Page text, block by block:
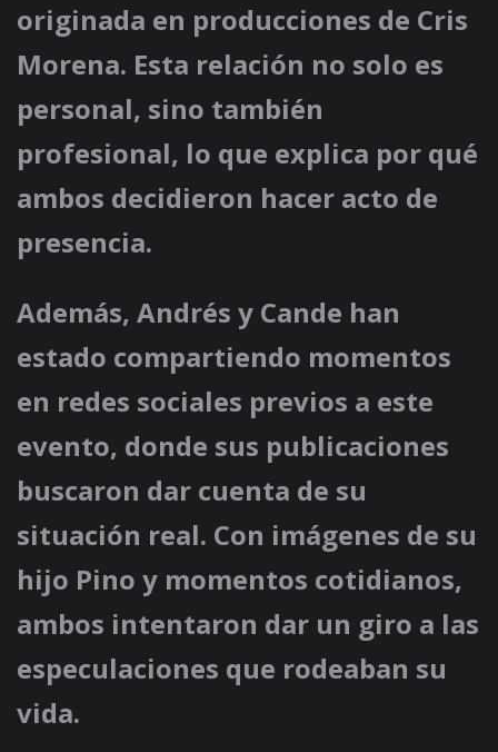
originada en producciones de Cris
Morena. Esta relación no solo es
personal, sino también
profesional, lo que explica por qué
ambos decidieron hacer acto de
presencia.
Además, Andrés y Cande han
estado compartiendo momentos
en redes sociales previos a este
evento, donde sus publicaciones
buscaron dar cuenta de su
situación real. Con imágenes de su
hijo Pino y momentos cotidianos,
ambos intentaron dar un giro a las
especulaciones que rodeaban su
vida.